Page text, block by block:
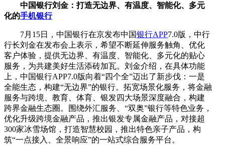
中国银行刘金：打造无边界、有温度、智能化、多元
化的手机银行
7月15日，中国银行在京发布中国银行APP7.0版，中行
行长刘金在发布会上表示，希望不断延伸服务触角、优化
客户体验，提供无边界、有温度、智能化、多元化的贴心
服务，为共建美好生活添砖加瓦。刘金介绍，在具体功能
上，中国银行APP7.0版向着“四个全”迈出了新步伐：一是
全能生态，构建“无边界”的银行。拓宽场景化服务，将金融
服务与跨境、教育、体育、银发四大场景深度融合，构建
跨界金融生态圈。围绕外汇服务、“双奥”银行等特色业务，
优化升级跨境金融产品，推出银发专属金融产品，对接超
300家冰雪场馆，打造智慧校园，推出特色亲子产品，构
筑“一点接入、全景响应”的一站式综合服务平台。